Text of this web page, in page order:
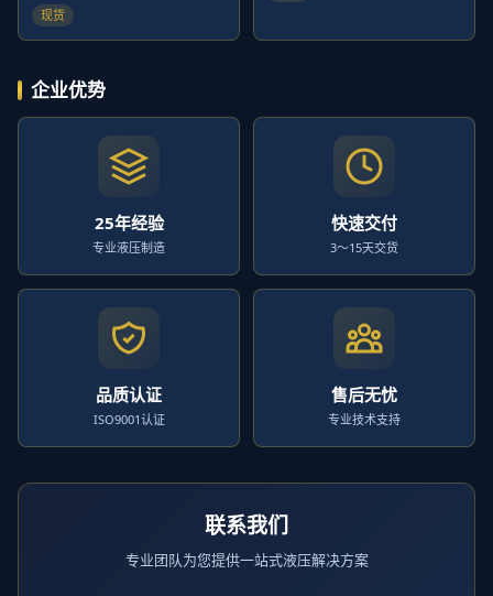
现货
企业优势
25年经验
专业液压制造
快速交付
3～15天交货
品质认证
ISO9001认证
售后无忧
专业技术支持
联系我们
专业团队为您提供一站式液压解决方案